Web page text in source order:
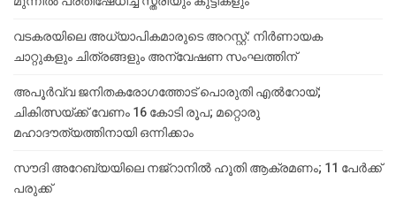
വടകരയിലെ അധ്യാപികമാരുടെ അറസ്റ്റ്: നിർണായക
ചാറ്റുകളും ചിത്രങ്ങളും അന്വേഷണ സംഘത്തിന്
അപൂര്‍വ്വ ജനിതകരോഗത്തോട് പൊരുതി എല്‍റോയ്;
ചികിത്സയ്ക്ക് വേണം 16 കോടി രൂപ; മറ്റൊരു
മഹാദൗത്യത്തിനായി ഒന്നിക്കാം
സൗദി അറേബ്യയിലെ നജ്‌റാനില്‍ ഹൂതി ആക്രമണം; 11 പേര്‍ക്ക്
പരുക്ക്